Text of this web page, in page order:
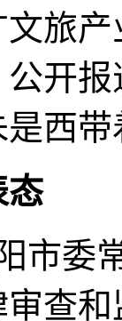
产
开
西
态
委常
查